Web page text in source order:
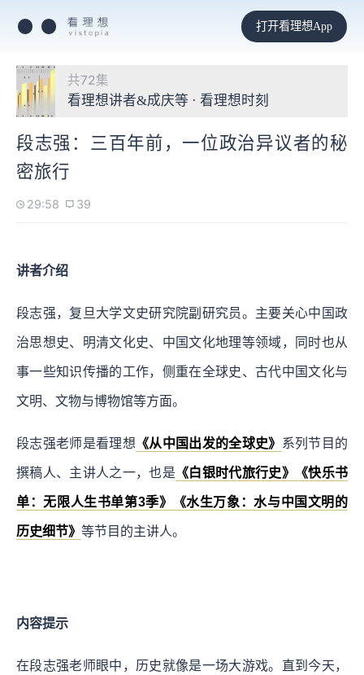
打开看理想App
共72集
看理想讲者&成庆等 · 看理想时刻
段志强：三百年前，一位政治异议者的秘
密旅行
29:58 39
讲者介绍
段志强，复旦大学文史研究院副研究员。主要关心中国政
治思想史、明清文化史、中国文化地理等领域，同时也从
事一些知识传播的工作，侧重在全球史、古代中国文化与
文明、文物与博物馆等方面。
段志强老师是看理想 《从中国出发的全球史》 系列节目的
撰稿人、主讲人之一，也是 《白银时代旅行史》 《快乐书
单：无限人生书单第3季》 《水生万象：水与中国文明的
历史细节》 等节目的主讲人。
内容提示
在段志强老师眼中，历史就像是一场大游戏。直到今天，